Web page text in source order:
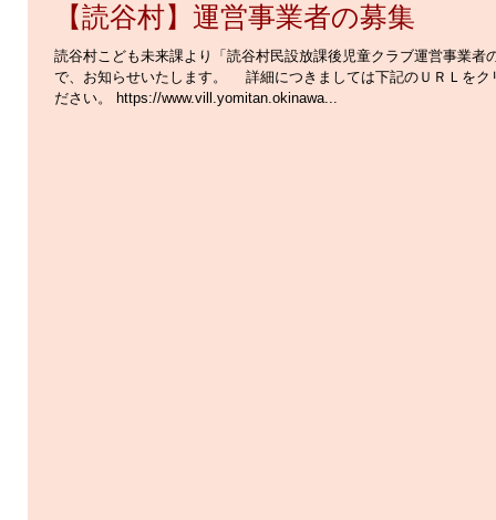
【読谷村】運営事業者の募集
読谷村こども未来課より「読谷村民設放課後児童クラブ運営事業者
で、お知らせいたします。 詳細につきましては下記のＵＲＬをク
ださい。 https://www.vill.yomitan.okinawa...